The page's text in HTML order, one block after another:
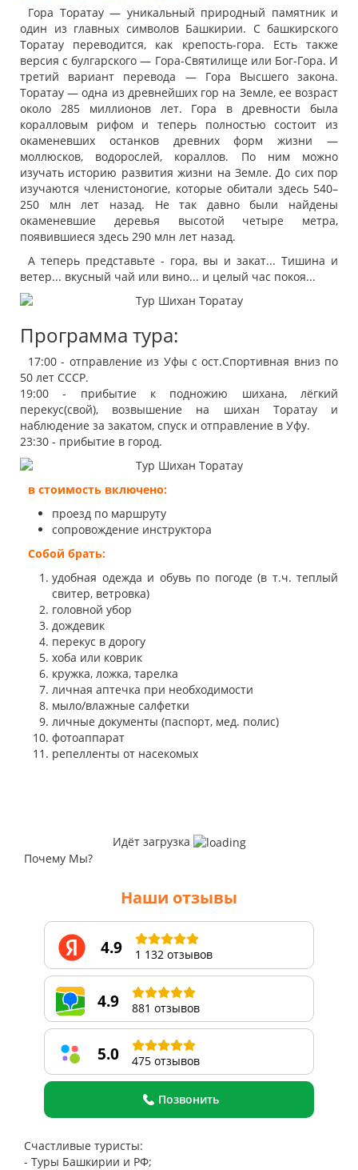
Гора Торатау — уникальный природный памятник и
один из главных символов Башкирии. С башкирского
Торатау переводится, как крепость-гора. Есть также
версия с булгарского — Гора-Святилище или Бог-Гора. И
третий вариант перевода — Гора Высшего закона.
Торатау — одна из древнейших гор на Земле, ее возраст
около 285 миллионов лет. Гора в древности была
коралловым рифом и теперь полностью состоит из
окаменевших останков древних форм жизни —
моллюсков, водорослей, кораллов. По ним можно
изучать историю развития жизни на Земле. До сих пор
изучаются членистоногие, которые обитали здесь 540–
250 млн лет назад. Не так давно были найдены
окаменевшие деревья высотой четыре метра,
появившиеся здесь 290 млн лет назад.
А теперь представьте - гора, вы и закат... Тишина и
ветер... вкусный чай или вино... и целый час покоя...
Программа тура:
17:00 - отправление из Уфы с ост.Спортивная вниз по
50 лет СССР.
19:00 - прибытие к подножию шихана, лёгкий
перекус(свой), возвышение на шихан Торатау и
наблюдение за закатом, спуск и отправление в Уфу.
23:30 - прибытие в город.
в стоимость включено:
проезд по маршруту
сопровождение инструктора
Собой брать:
удобная одежда и обувь по погоде (в т.ч. теплый
свитер, ветровка)
головной убор
дождевик
перекус в дорогу
хоба или коврик
кружка, ложка, тарелка
личная аптечка при необходимости
мыло/влажные салфетки
личные документы (паспорт, мед. полис)
фотоаппарат
репелленты от насекомых
Идёт загрузка
Почему Мы?
Наши отзывы
4.9 1 132 отзывов
4.9 881 отзывов
5.0 475 отзывов
Позвонить
Счастливые туристы:
- Туры Башкирии и РФ;